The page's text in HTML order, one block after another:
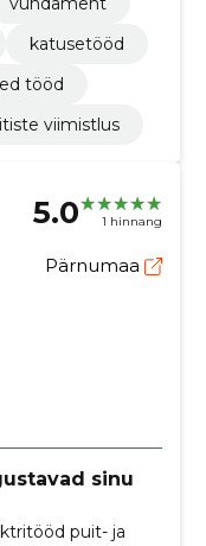
katusetööd
tööd
viimistlus
5.0 1 hinnang
Pärnumaa
sinu
puit- ja